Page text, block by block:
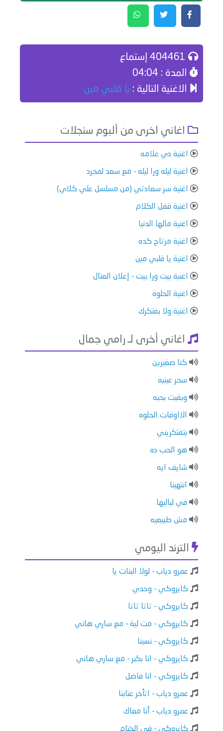
المدة : 04:04
الاغنية التالية : يا قلبي مين
اغاني اخرى من ألبوم سنجلات
اغنية ⁠⁠⁠دي علامه
اغنية ليله ورا ليله - مع سعد لمجرد
اغنية سر سعادتي (من مسلسل علي كلاي)
اغنية قفل الكلام
اغنية مالها الدنيا
اغنية مرتاح كده
اغنية يا قلبي مين
اغنية بيت ورا بيت - إعلان العتال
اغنية الحلوة
اغنية ولا بفتكرك
اغاني أخرى لـ رامي جمال
كنا صغيرين
سحر عينيه
وبقيت بحبه
الااوقات الحلوه
⁠بتفتكريني
هو الحب ده
⁠شايف ايه
⁠انتهينا
⁠في لياليها
⁠⁠مش طبيعيه
الترند اليومي
عمرو دياب - لولا البنات يا
كايروكي - وحدي
كايروكي - تاتا تاتا
كايروكي - مت لية - مع ساري هاني
كايروكي - نسينا
كايروكي - انا بكبر - مع ساري هاني
كايروكي - انا فاضل
عمرو دياب - اتأخر عتابنا
عمرو دياب - أنا معاك
كايروكي - في الختام